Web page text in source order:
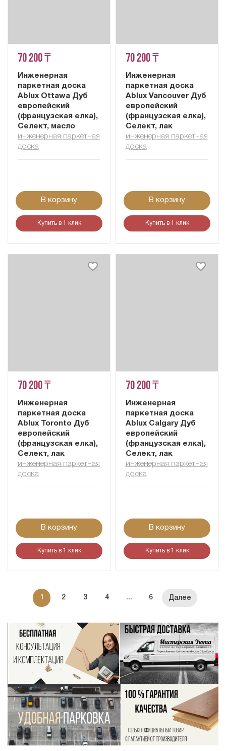
70 200 ₸
Инженерная
паркетная доска
Ablux Ottawa Дуб
европейский
(французская елка),
Селект, масло
инженерная паркетная
доска
В корзину
Купить в 1 клик
70 200 ₸
Инженерная
паркетная доска
Ablux Vancouver Дуб
европейский
(французская елка),
Селект, лак
инженерная паркетная
доска
В корзину
Купить в 1 клик
70 200 ₸
Инженерная
паркетная доска
Ablux Toronto Дуб
европейский
(французская елка),
Селект, лак
инженерная паркетная
доска
В корзину
Купить в 1 клик
70 200 ₸
Инженерная
паркетная доска
Ablux Calgary Дуб
европейский
(французская елка),
Селект, лак
инженерная паркетная
доска
В корзину
Купить в 1 клик
1 2 3 4 ... 6